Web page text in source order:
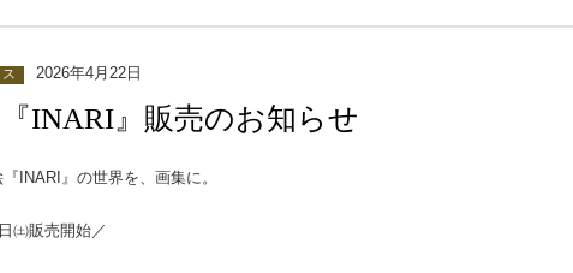
2026年4月22日
INARI』販売のお知らせ
INARI』の世界を、画集に。
㈯販売開始／